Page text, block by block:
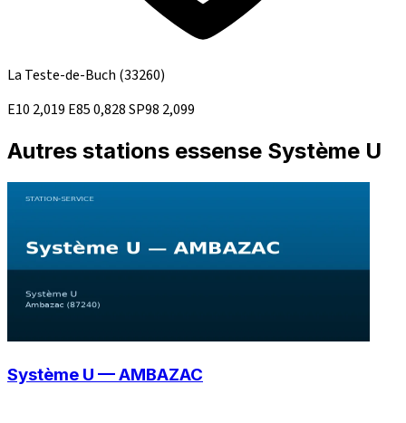
La Teste-de-Buch (33260)
E10 2,019 E850,828SP98 2,099
Autres stations essense Système U
Système U — AMBAZAC